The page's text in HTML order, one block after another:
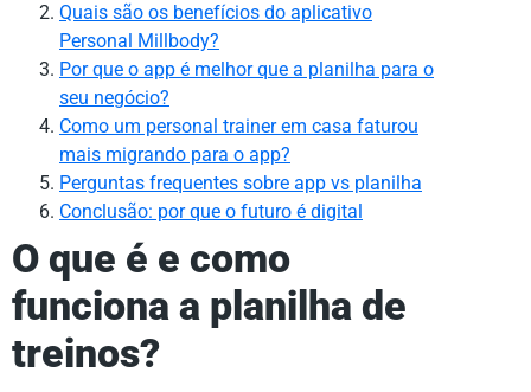
Quais são os benefícios do aplicativo
Personal Millbody?
Por que o app é melhor que a planilha para o
seu negócio?
Como um personal trainer em casa faturou
mais migrando para o app?
Perguntas frequentes sobre app vs planilha
Conclusão: por que o futuro é digital
O que é e como
funciona a planilha de
treinos?